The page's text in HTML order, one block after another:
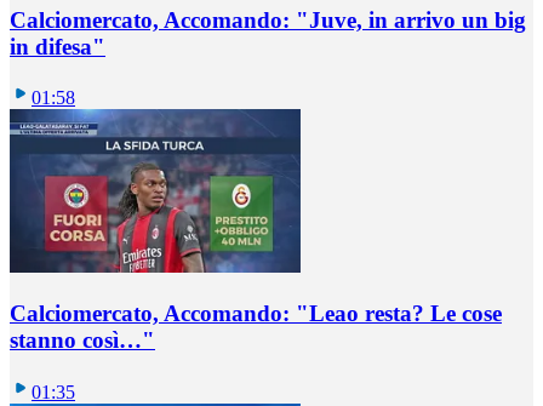
Calciomercato, Accomando: "Juve, in arrivo un big
in difesa"
01:58
Calciomercato, Accomando: "Leao resta? Le cose
stanno così…"
01:35